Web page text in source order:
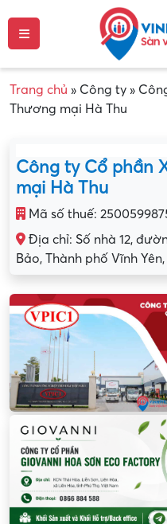
Trang chủ » Công ty »
Thương mại Hà Thu
Công ty Cổ phần
mại Hà Thu
Mã số thuế:
Địa chỉ: Số nhà 12,
Bảo, Thành phố Vĩnh